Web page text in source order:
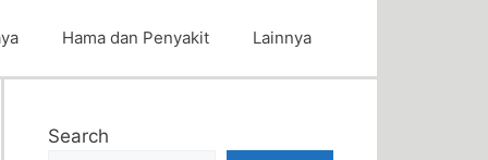
Hama dan Penyakit Lainnya
Search